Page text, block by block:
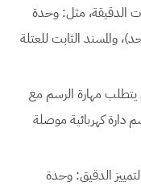
الدقيقة، مثل: وحدة
والمسند الثابت للعتلة
مهارة الرسم مع
دارة كهربائية موصلة
الدقيق: وحدة